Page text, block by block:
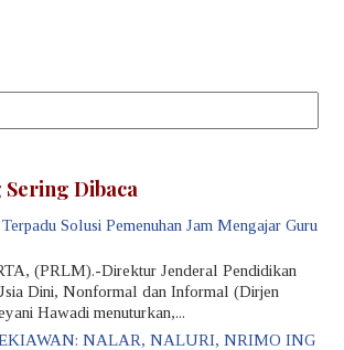
Dibaca
Solusi Pemenuhan Jam Mengajar Guru
(PRLM).-Direktur Jenderal Pendidikan
Dini, Nonformal dan Informal (Dirjen
Hawadi menuturkan,...
NALAR, NALURI, NRIMO ING